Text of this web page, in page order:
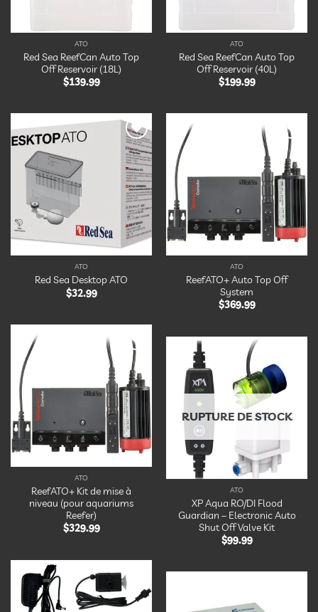
ATO
Red Sea ReefCan Auto Top
Off Reservoir (18L)
$139.99
ATO
Red Sea ReefCan Auto Top
Off Reservoir (40L)
$199.99
Ajouter
à la
liste
d’envies
ATO
Red Sea Desktop ATO
$32.99
Ajouter
à la
liste
d’envies
ATO
ReefATO+ Auto Top Off
System
$369.99
Ajouter
à la
liste
d’envies
ATO
ReefATO+ Kit de mise à
niveau (pour aquariums
Reefer)
$329.99
Ajouter
à la
liste
RUPTURE DE STOCK
ATO
XP Aqua RO/DI Flood
Guardian – Electronic Auto
Shut Off Valve Kit
$99.99
Ajouter
à la